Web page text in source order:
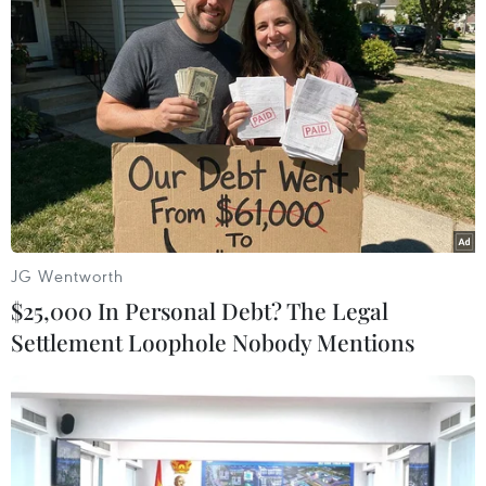
TIN LIÊN QUAN
JG Wentworth
$25,000 In Personal Debt? The Legal
Settlement Loophole Nobody Mentions